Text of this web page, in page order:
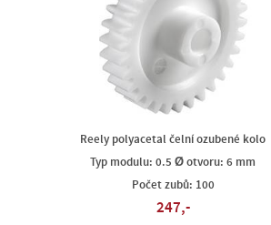
Reely polyacetal čelní ozubené kolo
Typ modulu: 0.5 Ø otvoru: 6 mm
Počet zubů: 100
247,-